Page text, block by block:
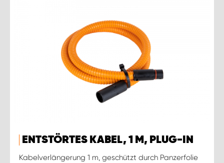
ENTSTÖRTES KABEL, 1 M, PLUG-IN
Kabelverlängerung 1 m, geschützt durch Panzerfolie